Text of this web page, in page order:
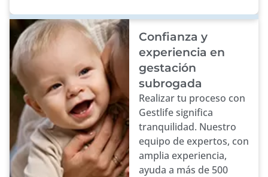
Confianza y
experiencia en
gestación
subrogada
Realizar tu proceso con
Gestlife significa
tranquilidad. Nuestro
equipo de expertos, con
amplia experiencia,
ayuda a más de 500